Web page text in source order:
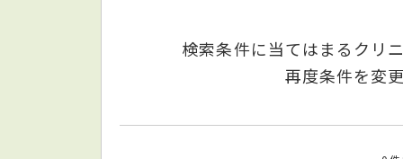
検索条件に当てはまるクリ
再度条件を変